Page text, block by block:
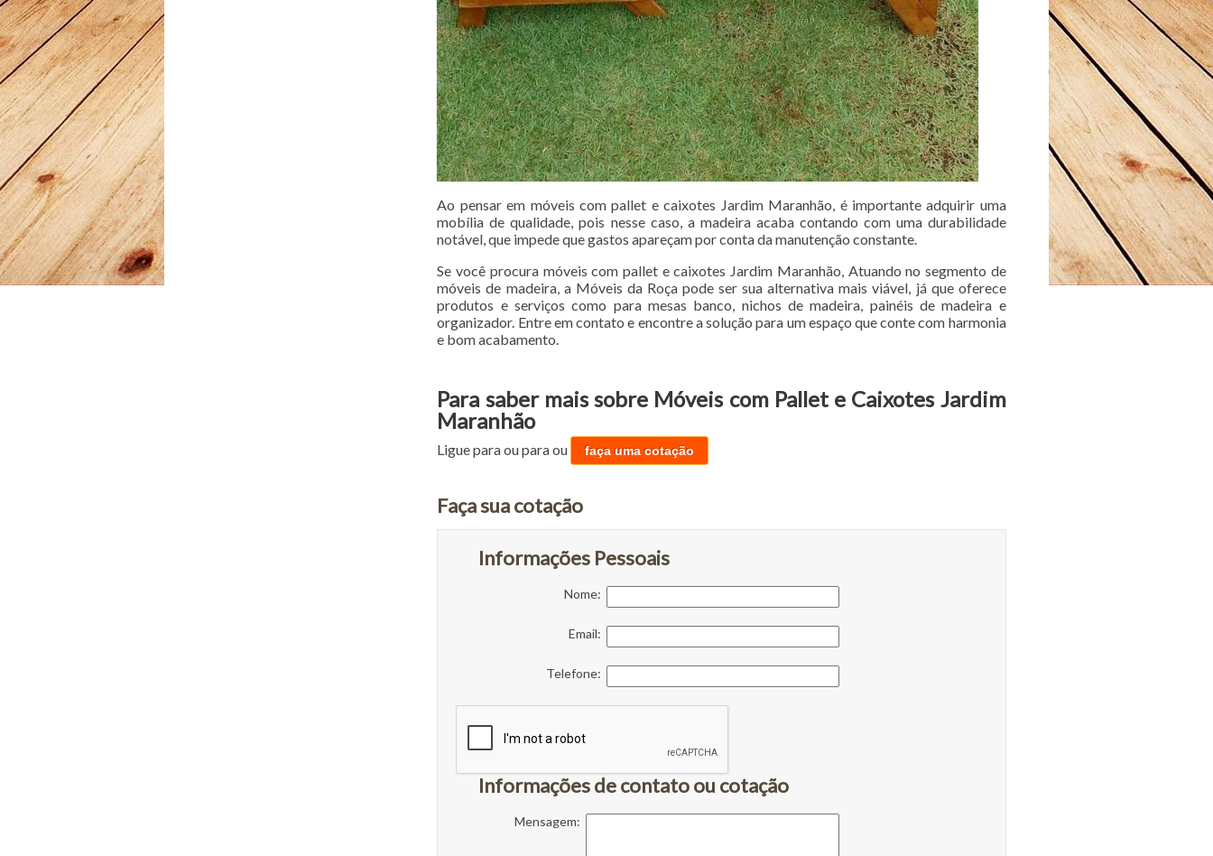
Ao pensar em móveis com pallet e caixotes Jardim Maranhão, é importante adquirir uma
mobília de qualidade, pois nesse caso, a madeira acaba contando com uma durabilidade
notável, que impede que gastos apareçam por conta da manutenção constante.
Se você procura móveis com pallet e caixotes Jardim Maranhão, Atuando no segmento de
móveis de madeira, a Móveis da Roça pode ser sua alternativa mais viável, já que oferece
produtos e serviços como para mesas banco, nichos de madeira, painéis de madeira e
organizador. Entre em contato e encontre a solução para um espaço que conte com harmonia
e bom acabamento.
Para saber mais sobre Móveis com Pallet e Caixotes Jardim
Maranhão
Ligue paraou paraou faça uma cotação
Faça sua cotação
Informações Pessoais
Nome:
Email:
Telefone:
Informações de contato ou cotação
Mensagem: